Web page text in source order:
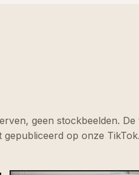
geen stockbeelden.
gepubliceerd op onze TikTok.